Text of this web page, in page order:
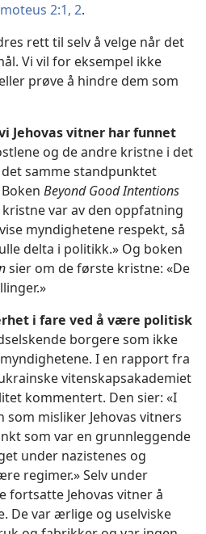
2:1, 2.
rett til selv å velge når det
Vi vil for eksempel ikke
prøve å hindre dem som
Jehovas vitner har funnet
og de andre kristne i det
samme standpunktet
Beyond Good Intentions
var av den oppfatning
myndighetene respekt, så
delta i politikk.» Og boken
sier om de første kristne: «De
i fare ved å være politisk
borgere som ikke
I en rapport fra
vitenskapsakademiet
kommentert. Den sier: «I
som misliker Jehovas vitners
som var en grunnleggende
under nazistenes og
regimer.» Selv under
fortsatte Jehovas vitner å
De var ærlige og uselviske